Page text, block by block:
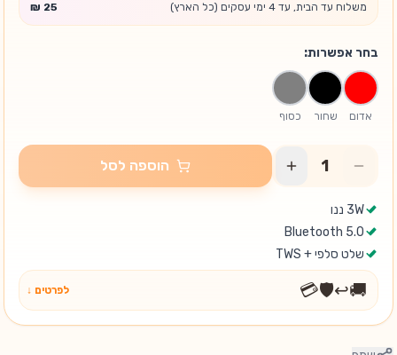
משלוח עד הבית, עד 4 ימי עסקים (כל הארץ)
בחר אפשרות:
אדום שחור כסוף
הוספה לסל
3W ננו
Bluetooth 5.0
שלט סלפי + TWS
🚚
↩️
🛡️
💳 לפרטים ↓